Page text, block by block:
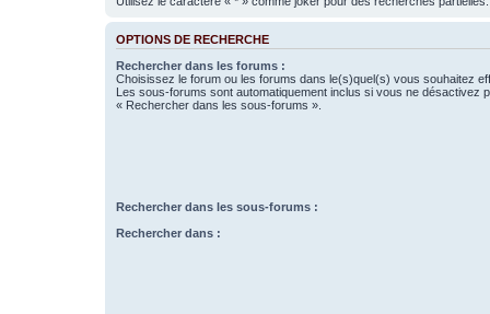
OPTIONS DE RECHERCHE
Rechercher dans les forums :
Choisissez le forum ou les forums dans le(s)quel(s) vous souhaitez
Les sous-forums sont automatiquement inclus si vous ne désactivez
« Rechercher dans les sous-forums ».
Rechercher dans les sous-forums :
Rechercher dans :